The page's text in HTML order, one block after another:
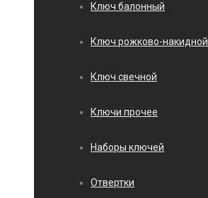
Ключ балонный
Ключ рожково-накидной
Ключ свечной
Ключи прочее
Наборы ключей
Отвертки